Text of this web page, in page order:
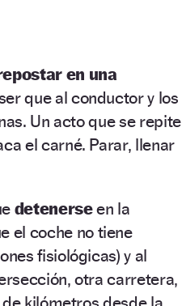
en una
que al conductor y los
Un acto que se repite
el carné. Parar, llenar
detenerseen la
el coche no tiene
fisiológicas) y al
otra carretera,